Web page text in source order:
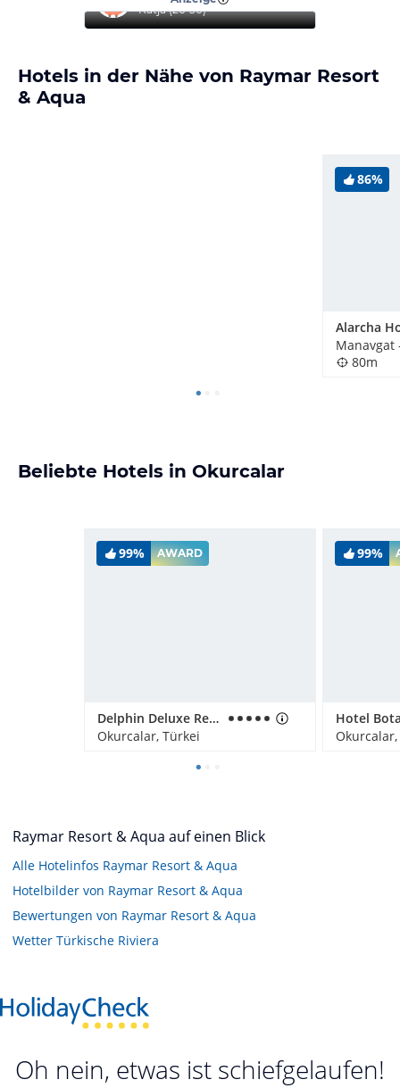
Katja (26-30)
Hotels in der Nähe von Raymar Resort
& Aqua
86%
Manavgat
80m
Beliebte Hotels in Okurcalar
99% AWARD
Delphin Deluxe Resort
Okurcalar, Türkei
99%
Raymar Resort & Aqua auf einen Blick
Alle Hotelinfos Raymar Resort & Aqua
Hotelbilder von Raymar Resort & Aqua
Bewertungen von Raymar Resort & Aqua
Wetter Türkische Riviera
Oh nein, etwas ist schiefgelaufen!